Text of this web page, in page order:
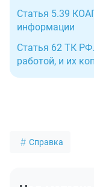
Статья 5.39
информации
Статья 62 ТК
работой, и их
Справка